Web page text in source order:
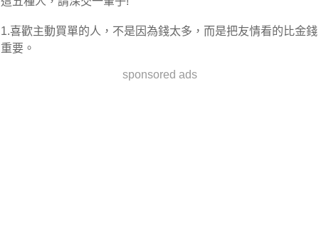
1.喜歡主動買單的人，不是因為錢太多，而是把友情看的比金錢
重要。
sponsored ads